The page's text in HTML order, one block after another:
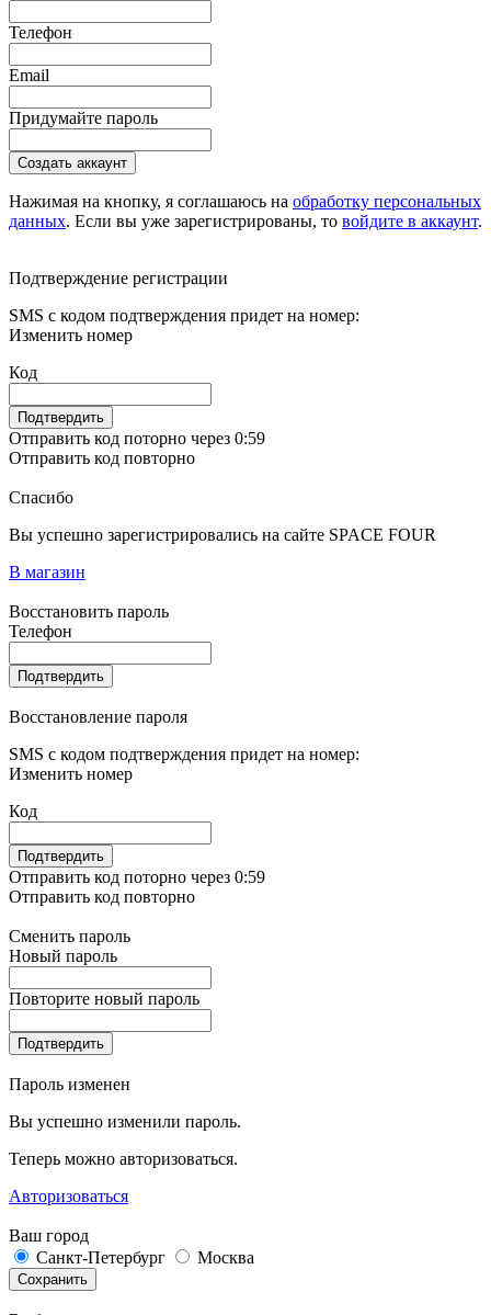
Телефон
Email
Придумайте пароль
Создать аккаунт
Нажимая на кнопку, я соглашаюсь на обработку персональных
данных. Если вы уже зарегистрированы, то войдите в аккаунт.
Подтверждение регистрации
SMS с кодом подтверждения придет на номер:
Изменить номер
Код
Подтвердить
Отправить код поторно через 0:59
Отправить код повторно
Спасибо
Вы успешно зарегистрировались на сайте SPACE FOUR
В магазин
Восстановить пароль
Телефон
Подтвердить
Восстановление пароля
SMS с кодом подтверждения придет на номер:
Изменить номер
Код
Подтвердить
Отправить код поторно через 0:59
Отправить код повторно
Сменить пароль
Новый пароль
Повторите новый пароль
Подтвердить
Пароль изменен
Вы успешно изменили пароль.
Теперь можно авторизоваться.
Авторизоваться
Ваш город
Санкт-Петербург
Москва
Сохранить